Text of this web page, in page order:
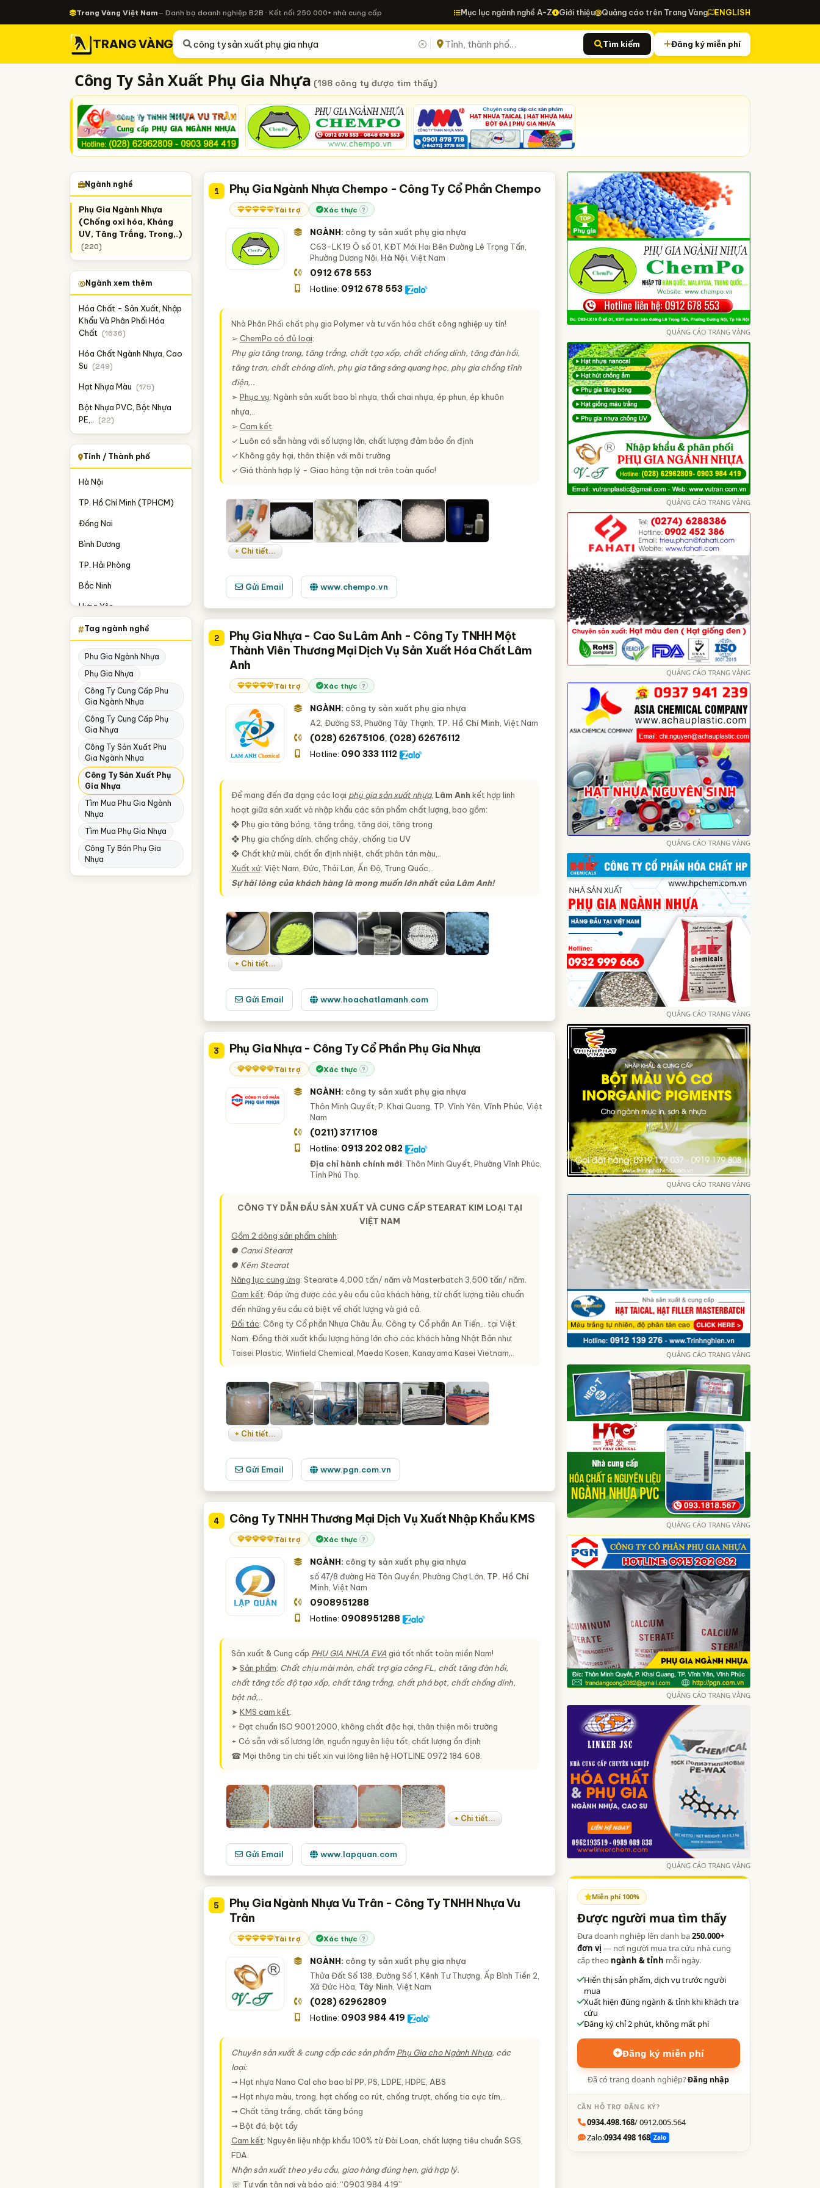
Trang Vàng Việt Nam— Danh bạ doanh nghiệp B2B · Kết nối 250.000+ nhà cung cấp Mục lục ngành nghề A-Z Giới thiệu Quảng cáo trên Trang Vàng ENGLISH
TRANG VÀNG Tìm kiếm Đăng ký miễn phí
Công Ty Sản Xuất Phụ Gia Nhựa (198 công ty được tìm thấy)
Ngành nghề
Phụ Gia Ngành Nhựa
(Chống oxi hóa, Kháng
UV, Tăng Trắng, Trong,.)
(220)
Ngành xem thêm
Hóa Chất - Sản Xuất, Nhập
Khẩu Và Phân Phối Hóa
Chất (1636)
Hóa Chất Ngành Nhựa, Cao
Su (249)
Hạt Nhựa Màu (175)
Bột Nhựa PVC, Bột Nhựa
PE,..
(22)
Tỉnh / Thành phố
Hà Nội
TP. Hồ Chí Minh (TPHCM)
Đồng Nai
Bình Dương
TP. Hải Phòng
Bắc Ninh
Hưng Yên
Nam Định
Nghệ An
Phú Thọ
Vĩnh Phúc
Hà Nam
Hải Dương
Long An
Ninh Bình
Yên Bái
Tag ngành nghề
Phu Gia Ngành Nhựa
Phụ Gia Nhựa
Công Ty Cung Cấp Phu
Gia Ngành Nhựa
Công Ty Cung Cấp Phụ
Gia Nhựa
Công Ty Sản Xuất Phu
Gia Ngành Nhựa
Công Ty Sản Xuất Phụ
Gia Nhựa
Tìm Mua Phu Gia Ngành
Nhựa
Tìm Mua Phụ Gia Nhựa
Công Ty Bán Phụ Gia
Nhựa
1 Phụ Gia Ngành Nhựa Chempo - Công Ty Cổ Phần Chempo
Tài trợ Xác thực ?
NGÀNH: công ty sản xuất phụ gia nhựa
C63-LK19 Ô số 01, KĐT Mới Hai Bên Đường Lê Trọng Tấn,
Phường Dương Nội, Hà Nội, Việt Nam
0912 678 553
Hotline: 0912 678 553
Nhà Phân Phối chất phụ gia Polymer và tư vấn hóa chất công nghiệp uy tín!
➢ ChemPo có đủ loại:
Phụ gia tăng trong, tăng trắng, chất tạo xốp, chất chống dính, tăng đàn hồi,
tăng trơn, chất chóng dính, phụ gia tăng sáng quang học, phụ gia chống tĩnh
điện,..
➢ Phục vụ: Ngành sản xuất bao bì nhựa, thổi chai nhựa, ép phun, ép khuôn
nhựa,..
➢ Cam kết:
✓ Luôn có sẵn hàng với số lượng lớn, chất lượng đảm bảo ổn định
✓ Không gây hại, thân thiện với môi trường
✓ Giá thành hợp lý - Giao hàng tận nơi trên toàn quốc!
+ Chi tiết...
Gửi Email www.chempo.vn
2
Phụ Gia Nhựa - Cao Su Lâm Anh - Công Ty TNHH Một
Thành Viên Thương Mại Dịch Vụ Sản Xuất Hóa Chất Lâm
Anh
Tài trợ Xác thực ?
NGÀNH: công ty sản xuất phụ gia nhựa
A2, Đường S3, Phường Tây Thạnh, TP. Hồ Chí Minh , Việt Nam
(028) 62675106, (028) 62676112
Hotline: 090 333 1112
Để mang đến đa dạng các loại phụ gia sản xuất nhựa, Lâm Anh kết hợp linh
hoạt giữa sản xuất và nhập khẩu các sản phẩm chất lượng, bao gồm:
❖ Phụ gia tăng bóng, tăng trắng, tăng dai, tăng trong
❖ Phụ gia chống dính, chống cháy, chống tia UV
❖ Chất khử mùi, chất ổn định nhiệt, chất phân tán màu,..
Xuất xứ: Việt Nam, Đức, Thái Lan, Ấn Độ, Trung Quốc,..
Sự hài lòng của khách hàng là mong muốn lớn nhất của Lâm Anh!
+ Chi tiết...
Gửi Email www.hoachatlamanh.com
3 Phụ Gia Nhựa - Công Ty Cổ Phần Phụ Gia Nhựa
Tài trợ Xác thực ?
NGÀNH: công ty sản xuất phụ gia nhựa
Thôn Minh Quyết, P. Khai Quang, TP. Vĩnh Yên, Vĩnh Phúc, Việt
Nam
(0211) 3717108
Hotline: 0913 202 082
Địa chỉ hành chính mới: Thôn Minh Quyết, Phường Vĩnh Phúc,
Tỉnh Phú Thọ.
CÔNG TY DẪN ĐẦU SẢN XUẤT VÀ CUNG CẤP STEARAT KIM LOẠI TẠI
VIỆT NAM
Gồm 2 dòng sản phẩm chính:
● Canxi Stearat
● Kẽm Stearat
Năng lực cung ứng: Stearate 4,000 tấn/ năm và Masterbatch 3,500 tấn/ năm.
Cam kết: Đáp ứng được các yêu cầu của khách hàng, từ chất lượng tiêu chuẩn
đến những yêu cầu cá biệt về chất lượng và giá cả.
Đối tác: Công ty Cổ phần Nhựa Châu Âu, Công ty Cổ phần An Tiến,.. tại Việt
Nam. Đồng thời xuất khẩu lượng hàng lớn cho các khách hàng Nhật Bản như:
Taisei Plastic, Winfield Chemical, Maeda Kosen, Kanayama Kasei Vietnam,..
+ Chi tiết...
Gửi Email www.pgn.com.vn
4 Công Ty TNHH Thương Mại Dịch Vụ Xuất Nhập Khẩu KMS
Tài trợ Xác thực ?
NGÀNH: công ty sản xuất phụ gia nhựa
số 47/8 đường Hà Tôn Quyền, Phường Chợ Lớn, TP. Hồ Chí
Minh , Việt Nam
0908951288
Hotline: 0908951288
Sản xuất & Cung cấp PHỤ GIA NHỰA EVA giá tốt nhất toàn miền Nam!
➤ Sản phẩm: Chất chịu mài mòn, chất trợ gia công FL, chất tăng đàn hồi,
chất tăng tốc độ tạo xốp, chất tăng trắng, chất phá bọt, chất chống dính,
bột nở,..
➤ KMS cam kết:
+ Đạt chuẩn ISO 9001:2000, không chất độc hại, thân thiện môi trường
+ Có sẵn với số lương lớn, nguồn nguyên liệu tốt, chất lượng ổn định
☎ Mọi thông tin chi tiết xin vui lòng liên hệ HOTLINE 0972 184 608.
+ Chi tiết...
Gửi Email www.lapquan.com
5
Phụ Gia Ngành Nhựa Vu Trân - Công Ty TNHH Nhựa Vu
Trân
Tài trợ Xác thực ?
NGÀNH: công ty sản xuất phụ gia nhựa
Thửa Đất Số 138, Đường Số 1, Kênh Tư Thượng, Ấp Bình Tiền 2,
Xã Đức Hòa, Tây Ninh , Việt Nam
(028) 62962809
Hotline: 0903 984 419
Chuyên sản xuất & cung cấp các sản phẩm Phụ Gia cho Ngành Nhựa, các
loại:
➞ Hạt nhựa Nano Cal cho bao bì PP, PS, LDPE, HDPE, ABS
➞ Hạt nhựa màu, trong, hạt chống co rút, chống trượt, chống tia cực tím,..
➞ Chất tăng trắng, chất tăng bóng
➞ Bột đá, bột tẩy
Cam kết: Nguyên liệu nhập khẩu 100% từ Đài Loan, chất lượng tiêu chuẩn SGS,
FDA.
Nhận sản xuất theo yêu cầu, giao hàng đúng hẹn, giá hợp lý.
☏ Tư vấn tận nơi và báo giá: “0903 984 419”
QUẢNG CÁO TRANG VÀNG
QUẢNG CÁO TRANG VÀNG
QUẢNG CÁO TRANG VÀNG
QUẢNG CÁO TRANG VÀNG
QUẢNG CÁO TRANG VÀNG
QUẢNG CÁO TRANG VÀNG
QUẢNG CÁO TRANG VÀNG
QUẢNG CÁO TRANG VÀNG
QUẢNG CÁO TRANG VÀNG
QUẢNG CÁO TRANG VÀNG
Miễn phí 100%
Được người mua tìm thấy
Đưa doanh nghiệp lên danh bạ250.000+
đơn vị — nơi người mua tra cứu nhà cung
cấp theo ngành & tỉnh mỗi ngày.
Hiển thị sản phẩm, dịch vụ trước người
mua
Xuất hiện đúng ngành & tỉnh khi khách tra
cứu
Đăng ký chỉ 2 phút, không mất phí
Đăng ký miễn phí
Đã có trang doanh nghiệp?Đăng nhập
CẦN HỖ TRỢ ĐĂNG KÝ?
0934.498.168/ 0912.005.564
Zalo:0934 498 168 Zalo